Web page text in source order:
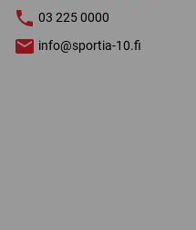
03 225 0000
info@sportia-10.fi